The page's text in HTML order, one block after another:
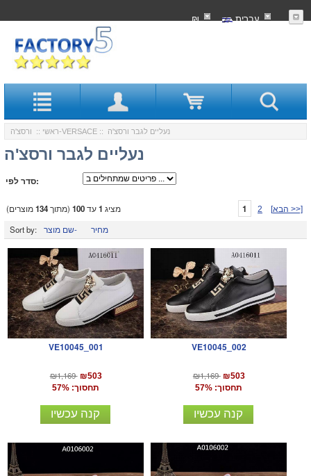
עִברִית ₪
ראשי :: ורסצ'ה-VERSACE :: נעליים לגבר ורסצ'ה
נעליים לגבר ורסצ'ה
סדר לפי:
מציג 1עד100 (מתוך134מוצרים) 1 2 [הבא >>]
Sort by: שם מוצר- מחיר
VE10045_001
₪1,169 ₪503
תחסוך: 57%
קנה עכשיו
VE10045_002
₪1,169 ₪503
תחסוך: 57%
קנה עכשיו